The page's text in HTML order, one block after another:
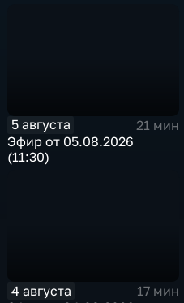
5 августа
21 мин
Эфир от 05.08.2026
(11:30)
4 августа
17 мин